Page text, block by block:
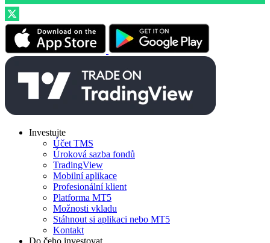
Investujte
Účet TMS
Úroková sazba fondů
TradingView
Mobilní aplikace
Profesionální klient
Platforma MT5
Možnosti vkladu
Stáhnout si aplikaci nebo MT5
Kontakt
Do čeho investovat